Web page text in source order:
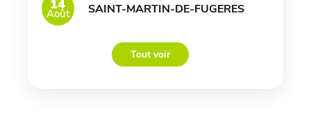
14
Août SAINT-MARTIN-DE-FUGERES
Tout voir